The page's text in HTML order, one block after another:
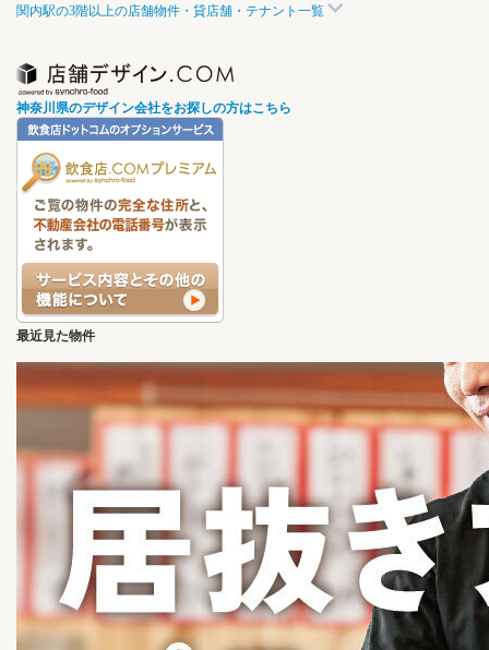
関内駅の3階以上の店舗物件・貸店舗・テナント一覧
神奈川県のデザイン会社をお探しの方はこちら
最近見た物件